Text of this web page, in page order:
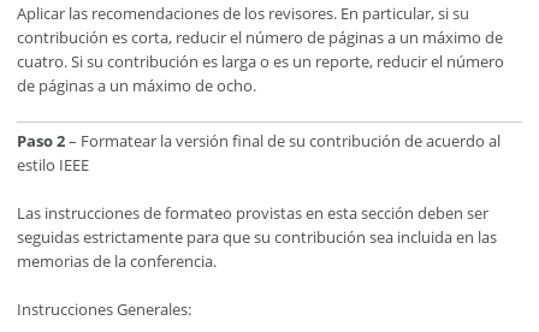
Aplicar las recomendaciones de los revisores. En particular, si su
contribución es corta, reducir el número de páginas a un máximo de
cuatro. Si su contribución es larga o es un reporte, reducir el número
de páginas a un máximo de ocho.
Paso 2– Formatear la versión final de su contribución de acuerdo al
estilo IEEE
Las instrucciones de formateo provistas en esta sección deben ser
seguidas estrictamente para que su contribución sea incluida en las
memorias de la conferencia.
Instrucciones Generales: